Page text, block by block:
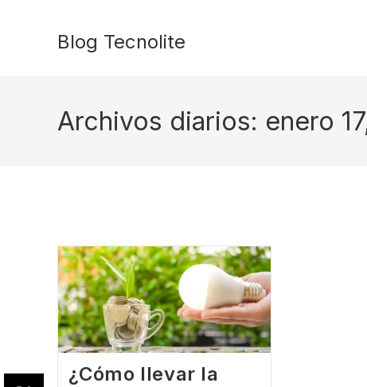
Blog Tecnolite
Archivos diarios: enero
¿Cómo llevar la